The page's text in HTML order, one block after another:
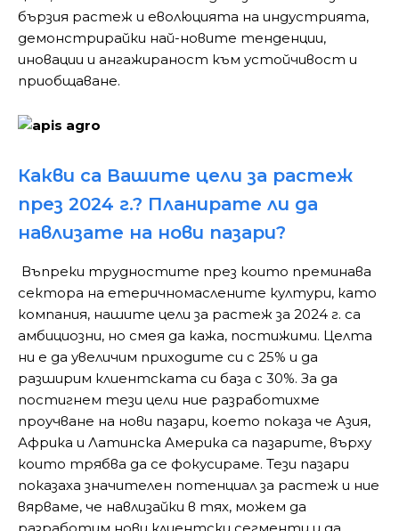
бързия растеж и еволюцията на индустрията,
демонстрирайки най-новите тенденции,
иновации и ангажираност към устойчивост и
приобщаване.
Какви са Вашите цели за растеж
през 2024 г.? Планирате ли да
навлизате на нови пазари?
Въпреки трудностите през които преминава
сектора на етеричномаслените култури, като
компания, нашите цели за растеж за 2024 г. са
амбициозни, но смея да кажа, постижими. Целта
ни е да увеличим приходите си с 25% и да
разширим клиентската си база с 30%. За да
постигнем тези цели ние разработихме
проучване на нови пазари, което показа че Азия,
Африка и Латинска Америка са пазарите, върху
които трябва да се фокусираме. Тези пазари
показаха значителен потенциал за растеж и ние
вярваме, че навлизайки в тях, можем да
разработим нови клиентски сегменти и да